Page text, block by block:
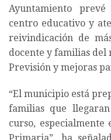
Ayuntamiento
centro educativo y
reivindicación de
docente y familias del
Previsión y mejoras
“El municipio está
familias que
curso,
Primaria”, ha